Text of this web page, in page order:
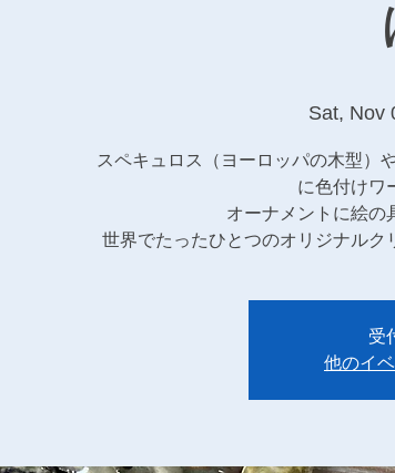
Sat, Nov
スペキュロス（ヨーロッパの木型）
に色付けワ
オーナメントに絵の
世界でたったひとつのオリジナルク
受
他のイ